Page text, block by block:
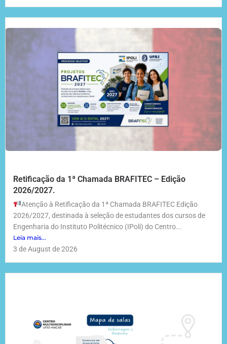
Retificação da 1ª Chamada BRAFITEC – Edição
2026/2027.
Atenção à Retificação da 1ª Chamada BRAFITEC Edição
2026/2027, destinada à seleção de estudantes dos cursos de
Engenharia do Instituto Politécnico (IPoli) do Centro...
Leia mais...
3 de August de 2026